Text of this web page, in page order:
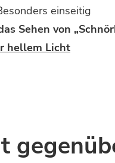
einseitig
Sehen von
hellem Licht